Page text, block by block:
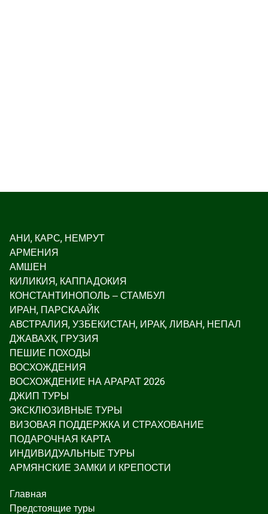
АНИ, КАРС, НЕМРУТ
АРМЕНИЯ
АМШЕН
КИЛИКИЯ, КАППАДОКИЯ
КОНСТАНТИНОПОЛЬ – СТАМБУЛ
ИРАН, ПАРСКААЙК
АВСТРАЛИЯ, УЗБЕКИСТАН, ИРАК, ЛИВАН, НЕПАЛ
ДЖАВАХК, ГРУЗИЯ
ПЕШИЕ ПОХОДЫ
ВОСХОЖДЕНИЯ
ВОСХОЖДЕНИЕ НА АРАРАТ 2026
ДЖИП ТУРЫ
ЭКСКЛЮЗИВНЫЕ ТУРЫ
ВИЗОВАЯ ПОДДЕРЖКА И СТРАХОВАНИЕ
ПОДАРОЧНАЯ КАРТА
ИНДИВИДУАЛЬНЫЕ ТУРЫ
АРМЯНСКИЕ ЗАМКИ И КРЕПОСТИ
Главная
Предстоящие туры